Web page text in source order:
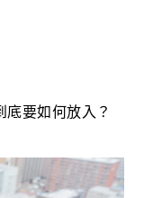
要如何放入？